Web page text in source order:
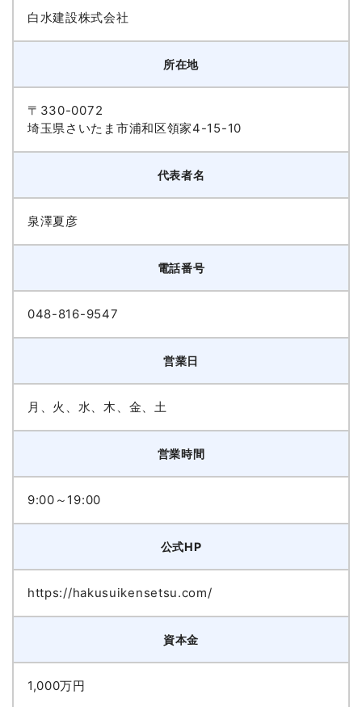
白水建設株式会社
所在地
〒330-0072
埼玉県さいたま市浦和区領家4-15-10
代表者名
泉澤夏彦
電話番号
048-816-9547
営業日
月、火、水、木、金、土
営業時間
9:00～19:00
公式HP
https://hakusuikensetsu.com/
資本金
1,000万円